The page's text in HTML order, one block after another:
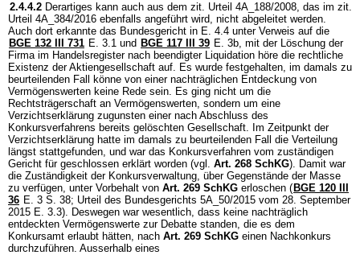
2.4.4.2 Derartiges kann auch aus dem zit. Urteil 4A_188/2008, das im zit.
Urteil 4A_384/2016 ebenfalls angeführt wird, nicht abgeleitet werden.
Auch dort erkannte das Bundesgericht in E. 4.4 unter Verweis auf die
BGE 132 III 731 E. 3.1 und BGE 117 III 39 E. 3b, mit der Löschung der
Firma im Handelsregister nach beendigter Liquidation höre die rechtliche
Existenz der Aktiengesellschaft auf. Es wurde festgehalten, im damals zu
beurteilenden Fall könne von einer nachträglichen Entdeckung von
Vermögenswerten keine Rede sein. Es ging nicht um die
Rechtsträgerschaft an Vermögenswerten, sondern um eine
Verzichtserklärung zugunsten einer nach Abschluss des
Konkursverfahrens bereits gelöschten Gesellschaft. Im Zeitpunkt der
Verzichtserklärung hatte im damals zu beurteilenden Fall die Verteilung
längst stattgefunden, und war das Konkursverfahren vom zuständigen
Gericht für geschlossen erklärt worden (vgl. Art. 268 SchKG). Damit war
die Zuständigkeit der Konkursverwaltung, über Gegenstände der Masse
zu verfügen, unter Vorbehalt von Art. 269 SchKG erloschen ( BGE 120 III
36 E. 3 S. 38; Urteil des Bundesgerichts 5A_50/2015 vom 28. September
2015 E. 3.3). Deswegen war wesentlich, dass keine nachträglich
entdeckten Vermögenswerte zur Debatte standen, die es dem
Konkursamt erlaubt hätten, nach Art. 269 SchKG einen Nachkonkurs
durchzuführen. Ausserhalb eines